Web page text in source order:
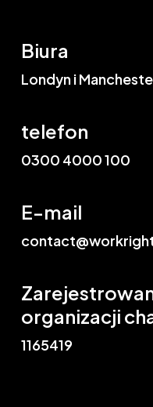
Biura
Londyn i
telefon
0300 4000 100
E-mail
organizacji
1165419